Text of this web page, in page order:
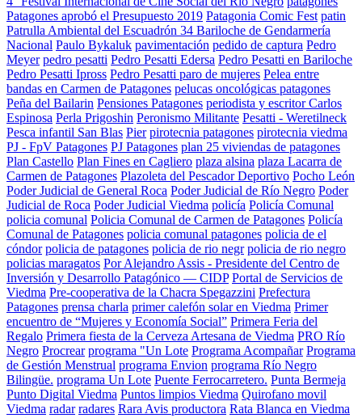
Patagones aprobó el Presupuesto 2019 Patagonia Comic Fest patin
Patrulla Ambiental del Escuadrón 34 Bariloche de Gendarmería
Nacional Paulo Bykaluk pavimentación pedido de captura Pedro
Meyer pedro pesatti Pedro Pesatti Edersa Pedro Pesatti en Bariloche
Pedro Pesatti Ipross Pedro Pesatti paro de mujeres Pelea entre
bandas en Carmen de Patagones pelucas oncológicas patagones
Peña del Bailarin Pensiones Patagones periodista y escritor Carlos
Espinosa Perla Prigoshin Peronismo Militante Pesatti - Weretilneck
Pesca infantil San Blas Pier pirotecnia patagones pirotecnia viedma
PJ - FpV Patagones PJ Patagones plan 25 viviendas de patagones
Plan Castello Plan Fines en Cagliero plaza alsina plaza Lacarra de
Carmen de Patagones Plazoleta del Pescador Deportivo Pocho León
Poder Judicial de General Roca Poder Judicial de Río Negro Poder
Judicial de Roca Poder Judicial Viedma policía Policía Comunal
policia comunal Policia Comunal de Carmen de Patagones Policía
Comunal de Patagones policia comunal patagones policia de el
cóndor policia de patagones policia de rio negr policia de rio negro
policias maragatos Por Alejandro Assis - Presidente del Centro de
Inversión y Desarrollo Patagónico — CIDP Portal de Servicios de
Viedma Pre-cooperativa de la Chacra Spegazzini Prefectura
Patagones prensa charla primer calefón solar en Viedma Primer
encuentro de “Mujeres y Economía Social” Primera Feria del
Regalo Primera fiesta de la Cerveza Artesana de Viedma PRO Río
Negro Procrear programa "Un Lote Programa Acompañar Programa
de Gestión Menstrual programa Envion programa Río Negro
Bilingüe. programa Un Lote Puente Ferrocarretero. Punta Bermeja
Punto Digital Viedma Puntos limpios Viedma Quirofano movil
Viedma radar radares Rara Avis productora Rata Blanca en Viedma